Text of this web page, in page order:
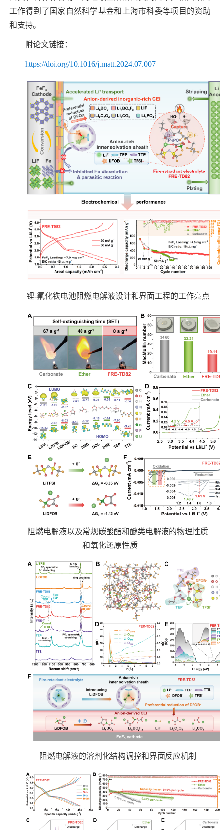
工作得到了国家自然科学基金和上海市科委等项目的资助
和支持。
附论文链接：
https://doi.org/10.1016/j.matt.2024.07.007
锂-氟化铁电池阻燃电解液设计和界面工程的工作亮点
阻燃电解液以及常规碳酸酯和醚类电解液的物理性质
和氧化还原性质
阻燃电解液的溶剂化结构调控和界面反应机制